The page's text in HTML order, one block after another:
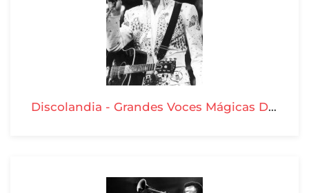
Discolandia - Grandes Voces Mágicas De Los 50 y 60 T06-P11